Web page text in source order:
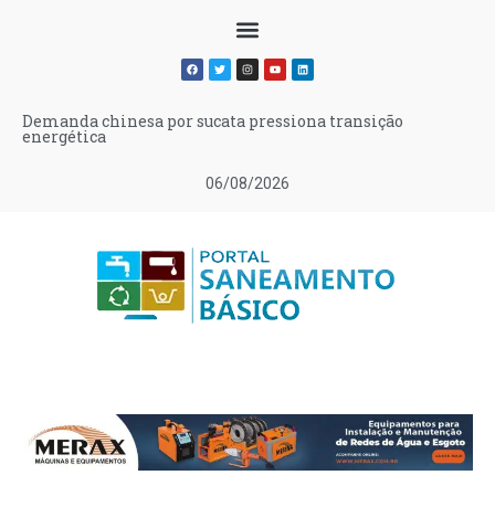
06/08/2026
Demanda chinesa por sucata pressiona transição
energética